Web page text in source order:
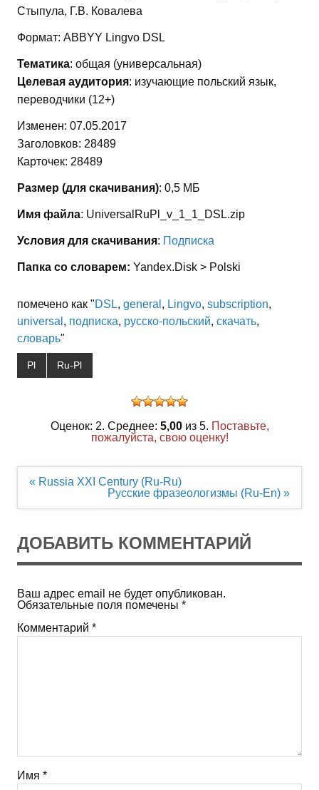
Стыпула, Г.В. Ковалева
Формат: ABBYY Lingvo DSL
Тематика: общая (универсальная)
Целевая аудитория: изучающие польский язык,
переводчики (12+)
Изменен: 07.05.2017
Заголовков: 28489
Карточек: 28489
Размер (для скачивания): 0,5 МБ
Имя файла: UniversalRuPl_v_1_1_DSL.zip
Условия для скачивания: Подписка
Папка со словарем: Yandex.Disk > Polski
помечено как "DSL, general , Lingvo, subscription,
universal , подписка, русско-польский, скачать,
словарь"
Pl Ru-Pl
Оценок: 2. Среднее: 5,00из 5. Поставьте,
пожалуйста, свою оценку!
Навигация
« Russia XXI Century (Ru-Ru)
Русские фразеологизмы (Ru-En) »
ДОБАВИТЬ КОММЕНТАРИЙ
Ваш адрес email не будет опубликован.
Обязательные поля помечены *
Комментарий *
Имя *